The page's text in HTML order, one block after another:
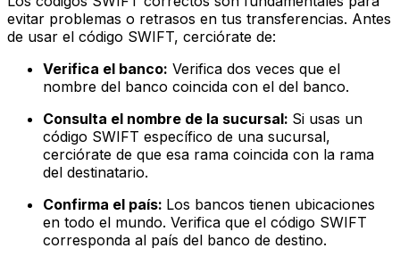
evitar problemas o retrasos en tus transferencias. Antes
de usar el código SWIFT, cerciórate de:
Verifica el banco: Verifica dos veces que el
nombre del banco coincida con el del banco.
Consulta el nombre de la sucursal: Si usas un
código SWIFT específico de una sucursal,
cerciórate de que esa rama coincida con la rama
del destinatario.
Confirma el país: Los bancos tienen ubicaciones
en todo el mundo. Verifica que el código SWIFT
corresponda al país del banco de destino.